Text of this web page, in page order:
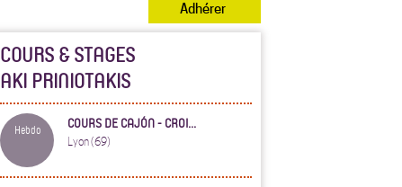
Adhérer
COURS & STAGES
AKI PRINIOTAKIS
Hebdo COURS DE CAJÓN - CROI...
Lyon (69)